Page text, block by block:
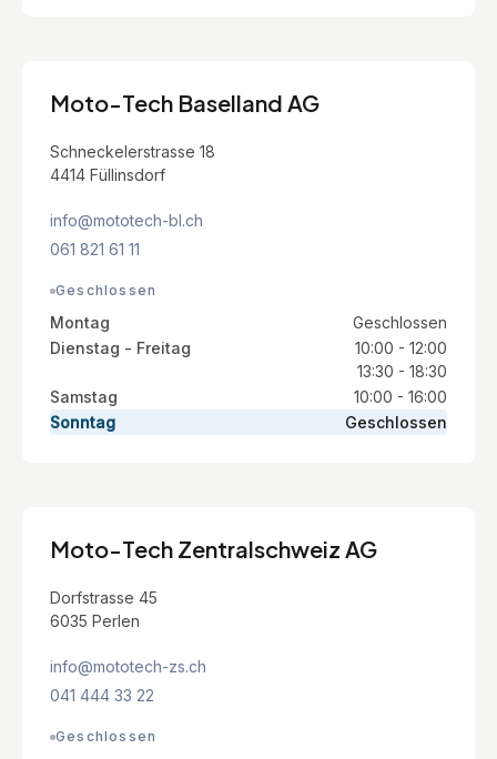
Moto-Tech Baselland AG
Schneckelerstrasse 18
4414 Füllinsdorf
info@mototech-bl.ch
061 821 61 11
Geschlossen
Montag
Geschlossen
Dienstag - Freitag
10:00 - 12:00
13:30 - 18:30
Samstag
10:00 - 16:00
Sonntag
Geschlossen
Moto-Tech Zentralschweiz AG
Dorfstrasse 45
6035 Perlen
info@mototech-zs.ch
041 444 33 22
Geschlossen